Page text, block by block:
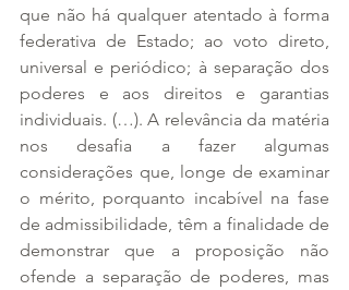
que não há qualquer atentado à forma
federativa de Estado; ao voto direto,
universal e periódico; à separação dos
poderes e aos direitos e garantias
individuais. (…). A relevância da matéria
nos desafia a fazer algumas
considerações que, longe de examinar
o mérito, porquanto incabível na fase
de admissibilidade, têm a finalidade de
demonstrar que a proposição não
ofende a separação de poderes, mas